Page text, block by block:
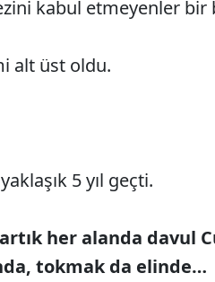
kabul etmeyenler bir
alt üst oldu.
5 yıl geçti.
her alanda davul
tokmak da elinde…